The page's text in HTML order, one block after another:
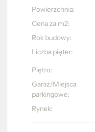
Powierzchnia:
Cena za m2:
Rok budowy:
Liczba pięter:
Piętro:
Garaż/Miejsca
parkingowe:
Rynek: